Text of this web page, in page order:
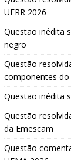
UFRR 2026
Questão inédita
negro
Questão
componentes do
Questão inédita
Questão
da Emescam
Questão